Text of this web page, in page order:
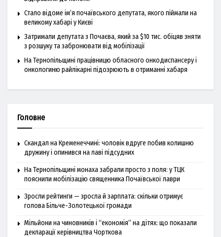
Стало відоме ім’я почаївського депутата, якого піймали на
великому хабарі у Києві
Затримали депутата з Почаєва, який за $10 тис. обіцяв зняти
з розшуку та забронювати від мобілізації
На Тернопільщині працівницю обласного онкодиспансеру і
онкологиню райлікарні підозрюють в отриманні хабаря
Головне
Скандал на Кременеччині: чоловік вдруге побив колишню
дружину і опинився на лаві підсудних
На Тернопільщині монаха забрали просто з поля: у ТЦК
пояснили мобілізацію священника Почаївської лаври
Зросли рейтинги — зросла й зарплата: скільки отримує
голова Більче-Золотецької громади
Мільйони на чиновників і “економія” на дітях: що показали
декларації керівництва Чорткова